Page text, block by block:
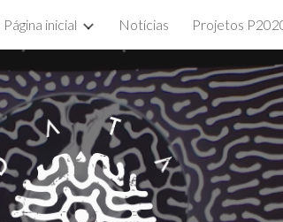
Skip to
Página inicial Notícias Projetos